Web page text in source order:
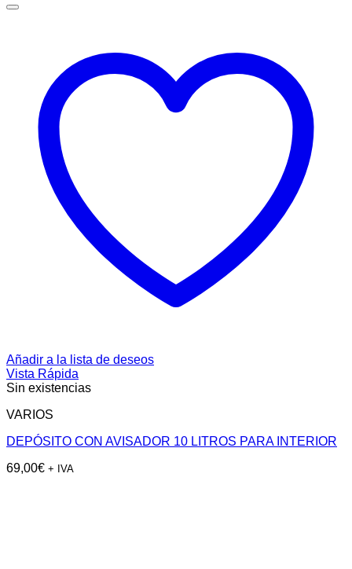
Añadir a la lista de deseos
Vista Rápida
Sin existencias
VARIOS
DEPÓSITO CON AVISADOR 10 LITROS PARA INTERIOR
69,00€ + IVA